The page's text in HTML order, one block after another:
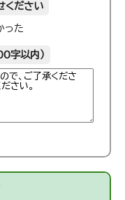
ください
った
字以内）